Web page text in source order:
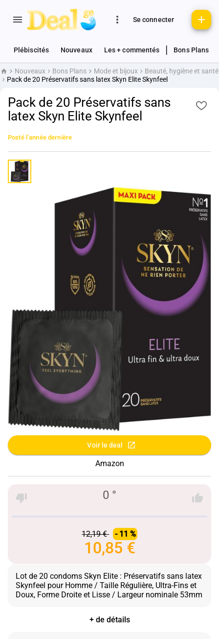
Se connecter
Plébiscités Nouveaux Les + commentés Bons Plans
AccueilNouveaux Bons Plans Mode et bijoux
Beauté, hygiène et santé
Pack de 20 Préservatifs sans latex Skyn Elite Skynfeel
Pack de 20 Préservatifs sans
latex Skyn Elite Skynfeel
Posté l’année dernière
Voir le deal
Amazon
0 °
12,19 € - 11 %
10,85 €
Lot de 20 condoms Skyn Elite : Préservatifs sans latex
Skynfeel pour Homme / Taille Régulière, Ultra-Fins et
+ de détails